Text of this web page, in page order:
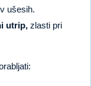
ušesih.
utrip, zlasti pri